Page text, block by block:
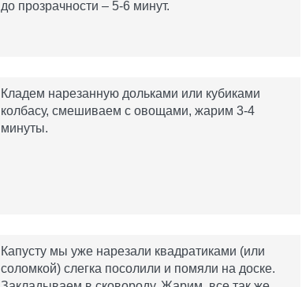
до прозрачности – 5-6 минут.
Кладем нарезанную дольками или кубиками
колбасу, смешиваем с овощами, жарим 3-4
минуты.
Капусту мы уже нарезали квадратиками (или
соломкой) слегка посолили и помяли на доске.